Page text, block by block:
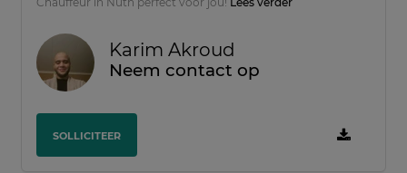
Karim Akroud
Neem contact op
SOLLICITEER